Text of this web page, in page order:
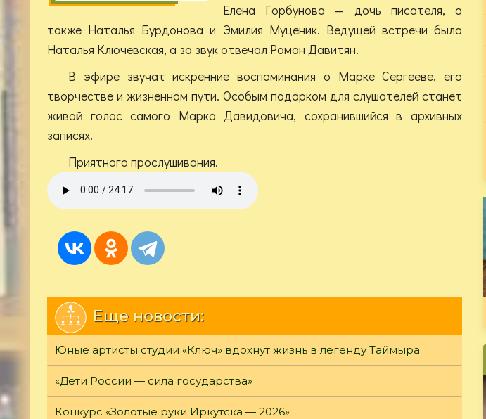
Елена Горбунова — дочь писателя, а
также Наталья Бурдонова и Эмилия Муценик. Ведущей встречи была
Наталья Ключевская, а за звук отвечал Роман Давитян.
В эфире звучат искренние воспоминания о Марке Сергееве, его
творчестве и жизненном пути. Особым подарком для слушателей станет
живой голос самого Марка Давидовича, сохранившийся в архивных
записях.
Приятного прослушивания.
m.sergeev_90-
let.mp3
Еще новости:
Юные артисты студии «Ключ» вдохнут жизнь в легенду Таймыра
«Дети России — сила государства»
Конкурс «Золотые руки Иркутска — 2026»